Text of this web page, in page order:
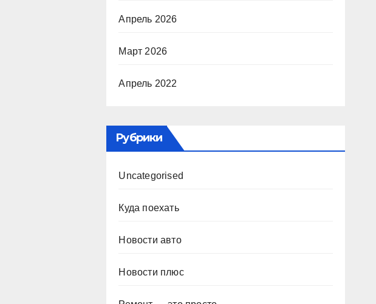
Апрель 2026
Март 2026
Апрель 2022
Рубрики
Uncategorised
Куда поехать
Новости авто
Новости плюс